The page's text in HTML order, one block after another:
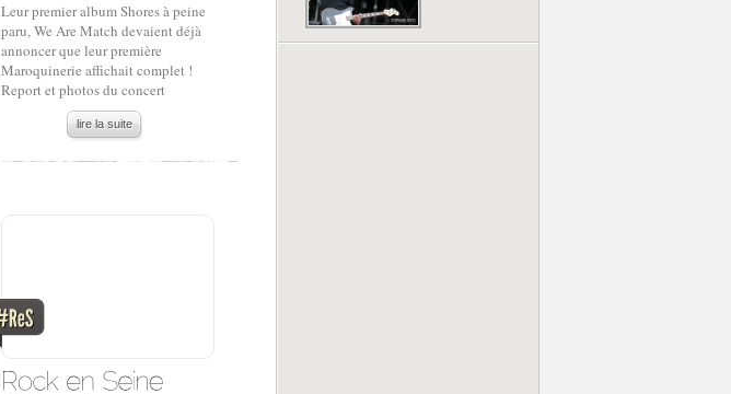
Leur premier album Shores à peine
paru, We Are Match devaient déjà
annoncer que leur première
Maroquinerie affichait complet !
Report et photos du concert
lire la suite